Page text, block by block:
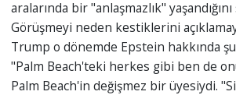
aralarında bir "anlaşmazlık"
Görüşmeyi neden kestiklerini
Trump o dönemde Epstein hakkında
"Palm Beach'teki herkes gibi ben de
Palm Beach'in değişmez bir üyesiydi.